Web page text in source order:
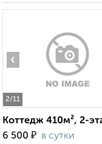
2/11
‹
Коттедж 410м², 2-
6 500 ₽ в сутки